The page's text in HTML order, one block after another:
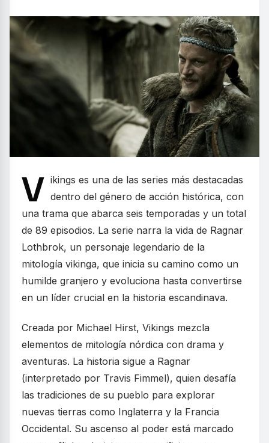
V ikings es una de las series más destacadas
dentro del género de acción histórica, con
una trama que abarca seis temporadas y un total
de 89 episodios. La serie narra la vida de Ragnar
Lothbrok, un personaje legendario de la
mitología vikinga, que inicia su camino como un
humilde granjero y evoluciona hasta convertirse
en un líder crucial en la historia escandinava.
Creada por Michael Hirst, Vikings mezcla
elementos de mitología nórdica con drama y
aventuras. La historia sigue a Ragnar
(interpretado por Travis Fimmel), quien desafía
las tradiciones de su pueblo para explorar
nuevas tierras como Inglaterra y la Francia
Occidental. Su ascenso al poder está marcado